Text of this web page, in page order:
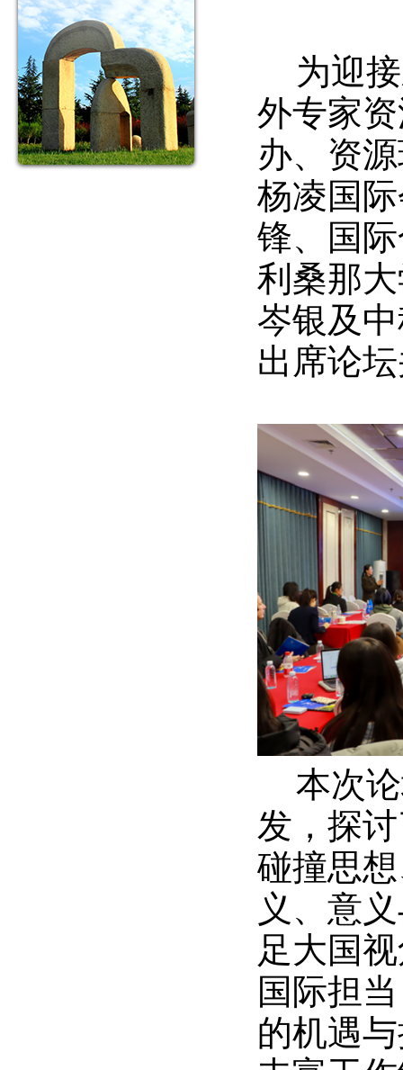
为迎
外专家
办、资
杨凌国
锋、国
利桑那
岑银及
出席论
本次
发，探
碰撞思
义、意
足大国
国际担
的机遇